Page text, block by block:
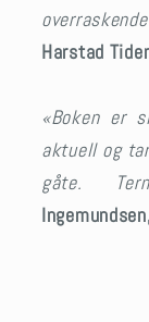
Harstad
«Boken er
aktuell og
gåte.